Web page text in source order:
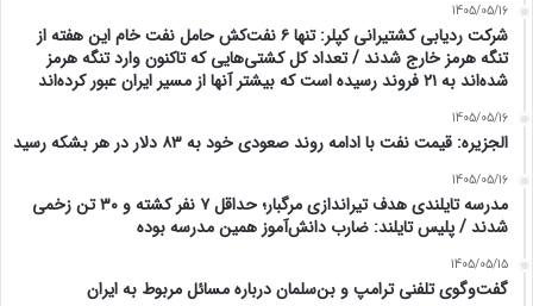
1405/05/16
شرکت ردیابی کشتیرانی کپلر: تنها ۶ نفت‌کش حامل نفت خام این هفته از
تنگه هرمز خارج شدند / تعداد کل کشتی‌هایی که تاکنون وارد تنگه هرمز
شده‌اند به ۲۱ فروند رسیده است که بیشتر آنها از مسیر ایران عبور کرده‌اند
1405/05/16
الجزیره: قیمت نفت با ادامه روند صعودی خود به ۸۳ دلار در هر بشکه رسید
1405/05/16
مدرسه تایلندی هدف تیراندازی مرگبار؛ حداقل ۷ نفر کشته و ۳۰ تن زخمی
شدند / پلیس تایلند: ضارب دانش‌آموز همین مدرسه بوده
1405/05/15
گفت‌وگوی تلفنی ترامپ و بن‌سلمان درباره مسائل مربوط به ایران